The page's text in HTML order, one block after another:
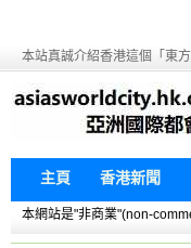
本站真誠介紹香港這個「東
主頁 香港新聞
本網站是"非商業"(non-